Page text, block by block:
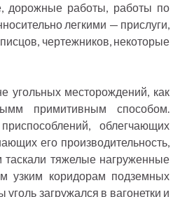
дорожные работы, работы по
легкими — прислуги,
чертежников, некоторые
угольных месторождений, как
примитивным способом.
облегчающих
его производительность,
тяжелые нагруженные
узким коридорам подземных
загружался в вагонетки и